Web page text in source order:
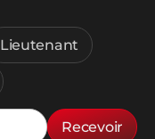
Lieutenant
Recevoir